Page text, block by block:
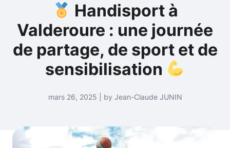
Handisport à
Valderoure : une journée
de partage, de sport et de
sensibilisation
mars 26, 2025 | by Jean-Claude JUNIN